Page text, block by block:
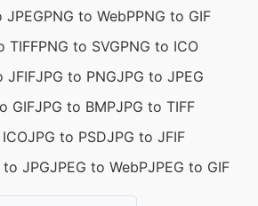
JPEGPNG to WebPPNG to GIF
TIFFPNG to SVGPNG to ICO
JFIFJPG to PNGJPG to JPEG
GIFJPG to BMPJPG to TIFF
JPG to PSDJPG to JFIF
to JPGJPEG to WebPJPEG to GIF